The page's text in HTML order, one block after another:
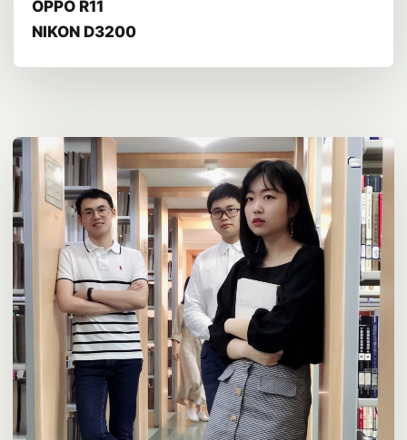
OPPO R11
NIKON D3200